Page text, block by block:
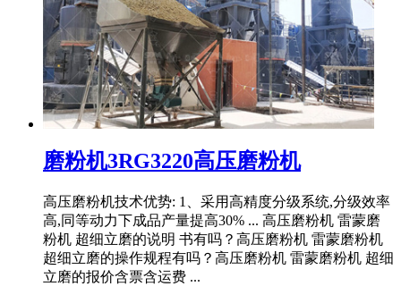
磨粉机3RG3220高压磨粉机
高压磨粉机技术优势: 1、采用高精度分级系统,分级效率
高,同等动力下成品产量提高30% ... 高压磨粉机 雷蒙磨
粉机 超细立磨的说明 书有吗？高压磨粉机 雷蒙磨粉机
超细立磨的操作规程有吗？高压磨粉机 雷蒙磨粉机 超细
立磨的报价含票含运费 ...